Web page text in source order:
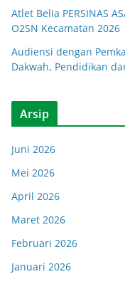
Atlet Belia PERSINAS
O2SN Kecamatan 2026
Audiensi dengan
Dakwah, Pendidikan
Arsip
Juni 2026
Mei 2026
April 2026
Maret 2026
Februari 2026
Januari 2026